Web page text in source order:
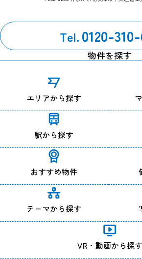
Tel. 0120-
物件を探す
エリアから探す
駅から探す
おすすめ物件
テーマから探す
VR・動画から探す